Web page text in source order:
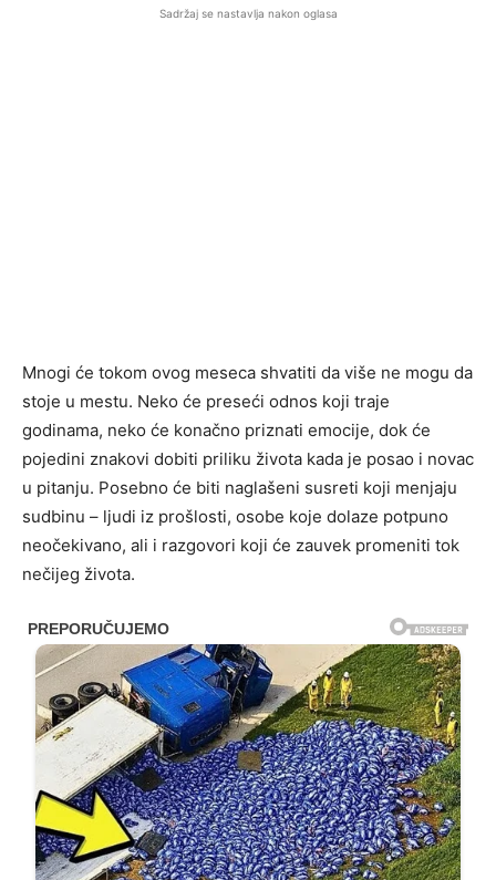
Sadržaj se nastavlja nakon oglasa
Mnogi će tokom ovog meseca shvatiti da više ne mogu da
stoje u mestu. Neko će preseći odnos koji traje
godinama, neko će konačno priznati emocije, dok će
pojedini znakovi dobiti priliku života kada je posao i novac
u pitanju. Posebno će biti naglašeni susreti koji menjaju
sudbinu – ljudi iz prošlosti, osobe koje dolaze potpuno
neočekivano, ali i razgovori koji će zauvek promeniti tok
nečijeg života.